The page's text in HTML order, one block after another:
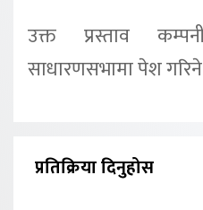
उक्त प्रस्ताव
साधारणसभामा पेश
प्रतिक्रिया दिनुहोस